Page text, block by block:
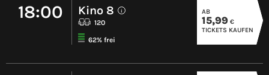
18:00 Kino 8 i
120
62% frei
AB
15,99 €
TICKETS KAUFEN